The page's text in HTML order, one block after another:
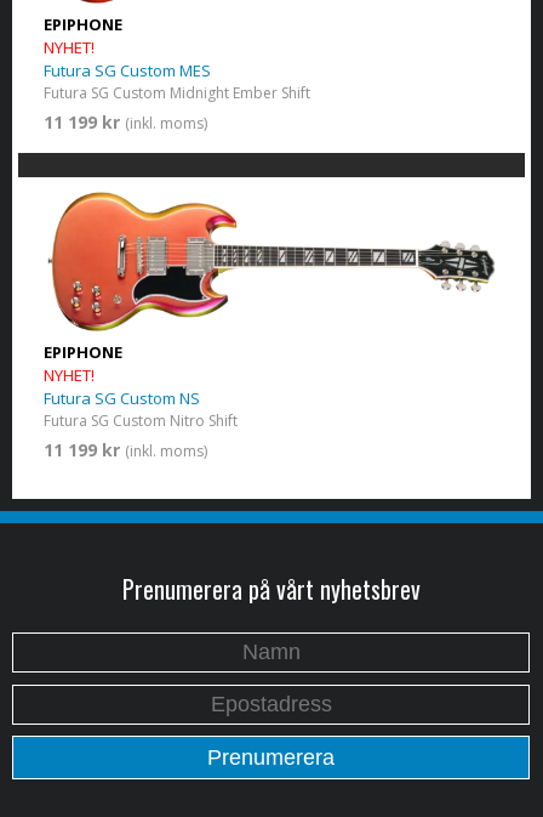
EPIPHONE
NYHET!
Futura SG Custom MES
Futura SG Custom Midnight Ember Shift
11 199 kr (inkl. moms)
EPIPHONE
NYHET!
Futura SG Custom NS
Futura SG Custom Nitro Shift
11 199 kr (inkl. moms)
Prenumerera på vårt nyhetsbrev